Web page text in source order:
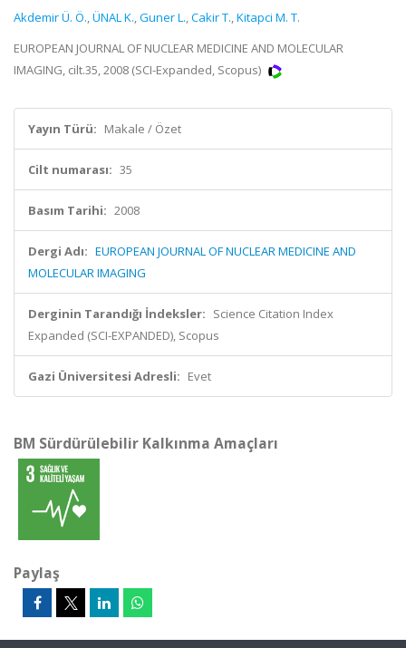
Akdemir Ü. Ö.,ÜNAL K.,Guner L.,Cakir T.,Kitapci M. T.
EUROPEAN JOURNAL OF NUCLEAR MEDICINE AND MOLECULAR
IMAGING, cilt.35, 2008 (SCI-Expanded, Scopus)
Yayın Türü: Makale / Özet
Cilt numarası: 35
Basım Tarihi: 2008
Dergi Adı: EUROPEAN JOURNAL OF NUCLEAR MEDICINE AND
MOLECULAR IMAGING
Derginin Tarandığı İndeksler: Science Citation Index
Expanded (SCI-EXPANDED), Scopus
Gazi Üniversitesi Adresli: Evet
BM Sürdürülebilir Kalkınma Amaçları
Paylaş